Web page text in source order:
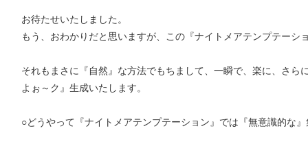
お待たせいたしました。
もう、おわかりだと思いますが、この『ナイトメアテンプテー
それもまさに『自然』な方法でもちまして、一瞬で、楽に、さ
よぉ～ク』生成いたします。
○どうやって『ナイトメアテンプテーション』では『無意識的な